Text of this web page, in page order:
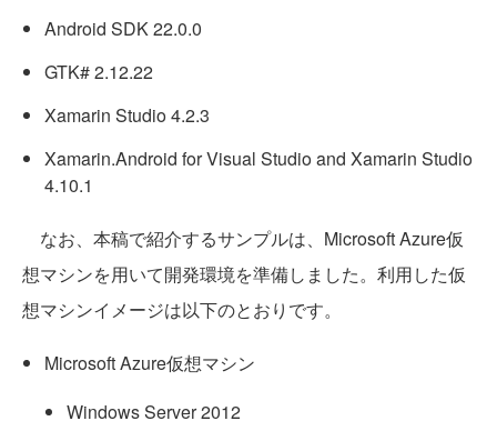
Android SDK 22.0.0
GTK# 2.12.22
Xamarin Studio 4.2.3
Xamarin.Android for Visual Studio and Xamarin Studio
4.10.1
なお、本稿で紹介するサンプルは、Microsoft Azure仮
想マシンを用いて開発環境を準備しました。利用した仮
想マシンイメージは以下のとおりです。
Microsoft Azure仮想マシン
Windows Server 2012